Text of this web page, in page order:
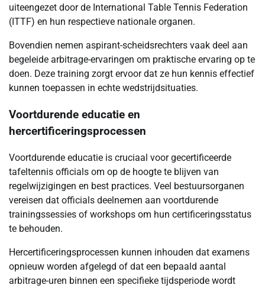
uiteengezet door de International Table Tennis Federation
(ITTF) en hun respectieve nationale organen.
Bovendien nemen aspirant-scheidsrechters vaak deel aan
begeleide arbitrage-ervaringen om praktische ervaring op te
doen. Deze training zorgt ervoor dat ze hun kennis effectief
kunnen toepassen in echte wedstrijdsituaties.
Voortdurende educatie en
hercertificeringsprocessen
Voortdurende educatie is cruciaal voor gecertificeerde
tafeltennis officials om op de hoogte te blijven van
regelwijzigingen en best practices. Veel bestuursorganen
vereisen dat officials deelnemen aan voortdurende
trainingssessies of workshops om hun certificeringsstatus
te behouden.
Hercertificeringsprocessen kunnen inhouden dat examens
opnieuw worden afgelegd of dat een bepaald aantal
arbitrage-uren binnen een specifieke tijdsperiode wordt